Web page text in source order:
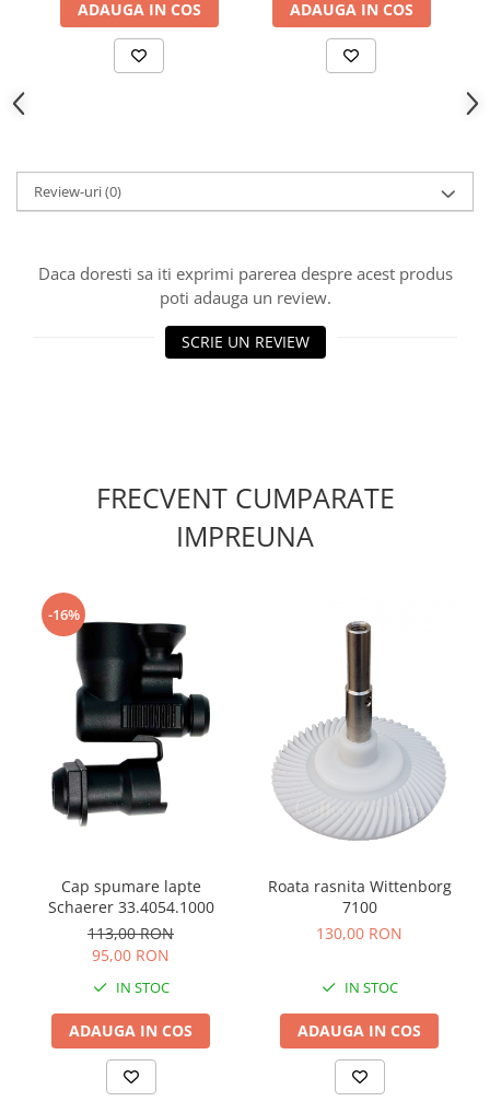
ADAUGA IN COS ADAUGA IN COS
Review-uri(0)
Daca doresti sa iti exprimi parerea despre acest produs
poti adauga un review.
SCRIE UN REVIEW
FRECVENT CUMPARATE
IMPREUNA
-16%
Cap spumare lapte
Schaerer 33.4054.1000
113,00 RON
95,00 RON
IN STOC
ADAUGA IN COS
Roata rasnita Wittenborg
7100
130,00 RON
IN STOC
ADAUGA IN COS